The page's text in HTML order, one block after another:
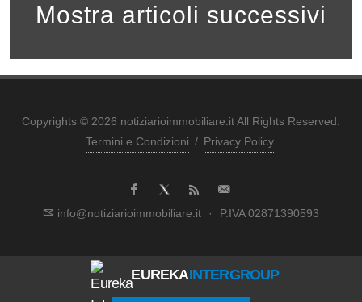
Mostra articoli successivi
Copyrights © 2026 notiziarioimmobiliare.it All Rights Reserved.
Termini e Condizioni / Privacy Policy
info@notiziarioimmobiliare.it · P.IVA 02871390593
EUREKAINTERGROUP